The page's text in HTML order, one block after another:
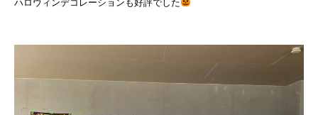
ハロウィンデコレーションも好評でした